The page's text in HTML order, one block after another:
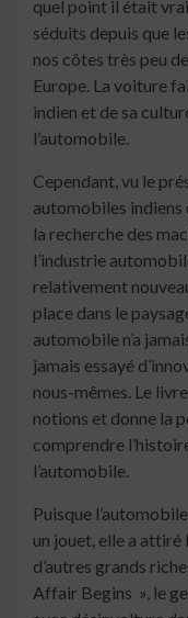
quel point il était
séduits depuis que
nos côtes très peu
Europe. La voiture
indien et de sa
l’automobile.
Cependant, vu le
automobiles indiens
la recherche des
l’industrie
relativement
place dans le
automobile n’a
jamais essayé
nous-mêmes. Le
notions et donne la
comprendre
l’automobile.
Puisque
un jouet, elle a attiré
d’autres grands
Affair Begins », le